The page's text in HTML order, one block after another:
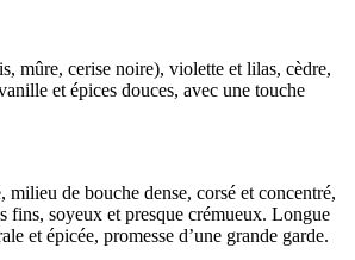
mûre, cerise noire), violette et lilas, cèdre,
et épices douces, avec une touche
de bouche dense, corsé et concentré,
fins, soyeux et presque crémueux. Longue
et épicée, promesse d’une grande garde.